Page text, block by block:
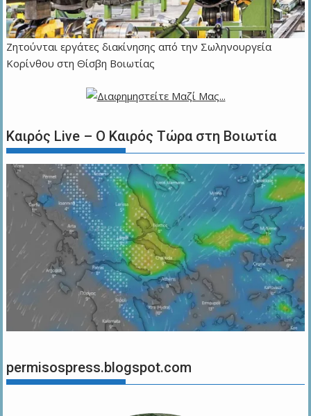
Ζητούνται εργάτες διακίνησης από την Σωληνουργεία
Κορίνθου στη Θίσβη Βοιωτίας
Καιρός Live – Ο Καιρός Τώρα στη Βοιωτία
permisospress.blogspot.com